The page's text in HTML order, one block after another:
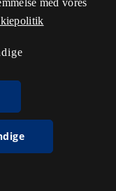
med vores